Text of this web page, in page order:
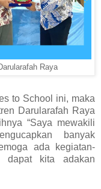
Raya
to School ini, maka
Darularafah Raya
“Saya mewakili
banyak
ada kegiatan-
dapat kita adakan